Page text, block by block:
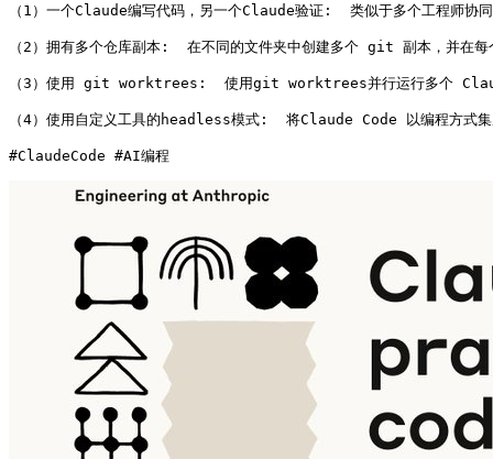
（1）一个Claude编写代码，另一个Claude验证:  类似于多个工程师协
（2）拥有多个仓库副本:  在不同的文件夹中创建多个 git 副本，并在每
（3）使用 git worktrees:  使用git worktrees并行运行多个
（4）使用自定义工具的headless模式:  将Claude Code 以编程方式集
#ClaudeCode #AI编程